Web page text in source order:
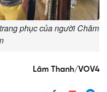
phục của người Chăm
Lâm Thanh/VOV4